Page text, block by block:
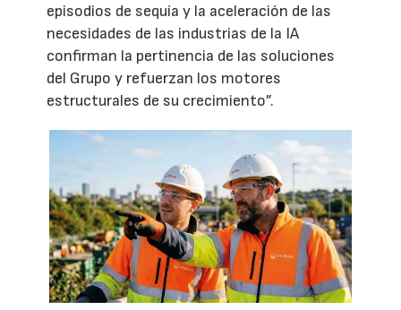
episodios de sequía y la aceleración de las
necesidades de las industrias de la IA
confirman la pertinencia de las soluciones
del Grupo y refuerzan los motores
estructurales de su crecimiento”.